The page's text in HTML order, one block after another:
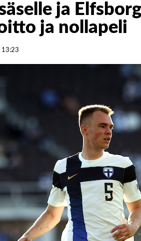
ja
ja nollapeli
13:23